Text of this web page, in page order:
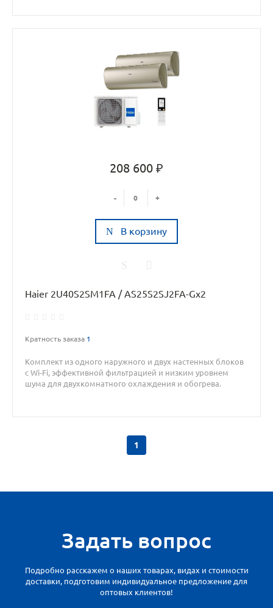
208 600 ₽
- +
В корзину
Haier 2U40S2SM1FA / AS25S2SJ2FA-Gx2
Кратность заказа 1
Комплект из одного наружного и двух настенных блоков
с Wi-Fi, эффективной фильтрацией и низким уровнем
шума для двухкомнатного охлаждения и обогрева.
1
Задать вопрос
Подробно расскажем о наших товарах, видах и стоимости
доставки, подготовим индивидуальное предложение для
оптовых клиентов!